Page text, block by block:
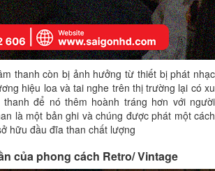
thanh còn bị ảnh hưởng từ thiết bị phát nhạc
hiệu loa và tai nghe trên thị trường lại có xu
để nó thêm hoành tráng hơn với người
là một bản ghi và chúng được phát một cách
hữu đầu đĩa than chất lượng
của phong cách Retro/ Vintage